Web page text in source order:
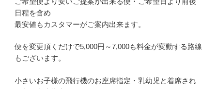
日程を含め
最安値もカスタマーがご案内出来ます。
便を変更頂くだけで5,000円～7,000も料金が変動する路線
もございます。
小さいお子様の飛行機のお座席指定・乳幼児と着席され